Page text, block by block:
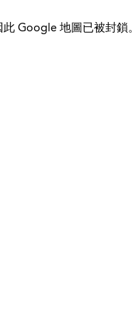
Google 地圖已被封鎖。